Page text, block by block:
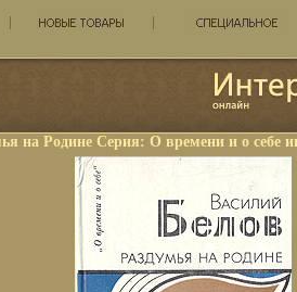
на Родине Серия: О времени и о себе